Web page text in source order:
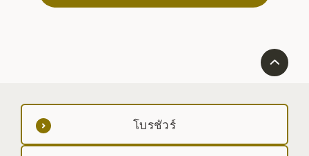
โบรชัวร์